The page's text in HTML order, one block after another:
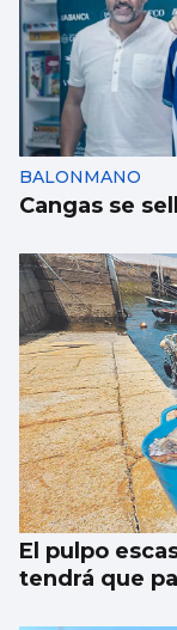
FÚTBOL |
Bisiwu:
BALONMANO
Cangas se
El pulpo
tendrá que